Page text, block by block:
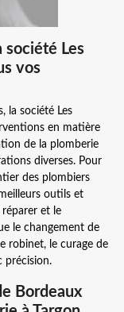
société Les
vos
la société Les
en matière
de la plomberie
diverses. Pour
des plombiers
outils et
réparer et le
le changement de
robinet, le curage de
précision.
Bordeaux